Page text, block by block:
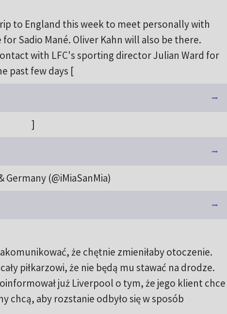
to England this week to meet personally with
Sadio Mané. Oliver Kahn will also be there.
with LFC's sporting director Julian Ward for
past few days [
]
Germany (@iMiaSanMia)
że chętnie zmieniłaby otoczenie.
piłkarzowi, że nie będą mu stawać na drodze.
już Liverpool o tym, że jego klient chce
chcą, aby rozstanie odbyło się w sposób